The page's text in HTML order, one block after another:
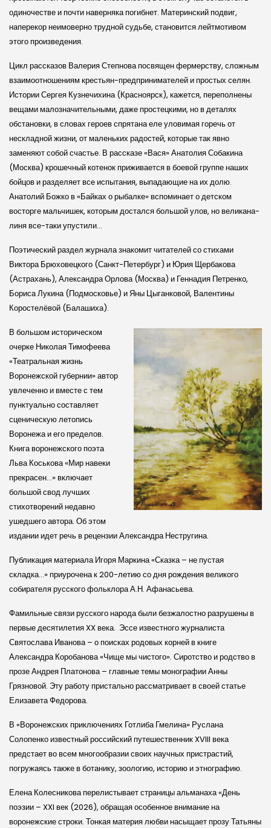
одиночестве и почти наверняка погибнет. Материнский подвиг,
наперекор неимоверно трудной судьбе, становится лейтмотивом
этого произведения.
Цикл рассказов Валерия Степнова посвящен фермерству, сложным
взаимоотношениям крестьян-предпринимателей и простых селян.
Истории Сергея Кузнечихина (Красноярск), кажется, переполнены
вещами малозначительными, даже простецкими, но в деталях
обстановки, в словах героев спрятана еле уловимая горечь от
нескладной жизни, от маленьких радостей, которые так явно
заменяют собой счастье. В рассказе «Вася» Анатолия Собакина
(Москва) крошечный котенок приживается в боевой группе наших
бойцов и разделяет все испытания, выпадающие на их долю.
Анатолий Божко в «Байках о рыбалке» вспоминает о детском
восторге мальчишек, которым достался большой улов, но великана-
линя все-таки упустили…
Поэтический раздел журнала знакомит читателей со стихами
Виктора Брюховецкого (Санкт-Петербург) и Юрия Щербакова
(Астрахань), Александра Орлова (Москва) и Геннадия Петренко,
Бориса Лукина (Подмосковье) и Яны Цыганковой, Валентины
Коростелёвой (Балашиха).
В большом историческом
очерке Николая Тимофеева
«Театральная жизнь
Воронежской губернии» автор
увлеченно и вместе с тем
пунктуально составляет
сценическую летопись
Воронежа и его пределов.
Книга воронежского поэта
Льва Коськова «Мир навеки
прекрасен…» включает
большой свод лучших
стихотворений недавно
ушедшего автора. Об этом
издании идет речь в рецензии Александра Нестругина.
Публикация материала Игоря Маркина «Сказка – не пустая
складка…» приурочена к 200-летию со дня рождения великого
собирателя русского фольклора А.Н. Афанасьева.
Фамильные связи русского народа были безжалостно разрушены в
первые десятилетия XX века. Эссе известного журналиста
Святослава Иванова – о поисках родовых корней в книге
Александра Коробанова «Чище мы чистого». Сиротство и родство в
прозе Андрея Платонова – главные темы монографии Анны
Грязновой. Эту работу пристально рассматривает в своей статье
Елизавета Федорова.
В «Воронежских приключениях Готлиба Гмелина» Руслана
Солопенко известный российский путешественник XVIII века
предстает во всем многообразии своих научных пристрастий,
погружаясь также в ботанику, зоологию, историю и этнографию.
Елена Колесникова перелистывает страницы альманаха «День
поэзии – XXI век (2026), обращая особенное внимание на
воронежские строки. Тонкая материя любви насыщает прозу Татьяны